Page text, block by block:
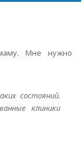
Мне нужно
состояний.
клиники